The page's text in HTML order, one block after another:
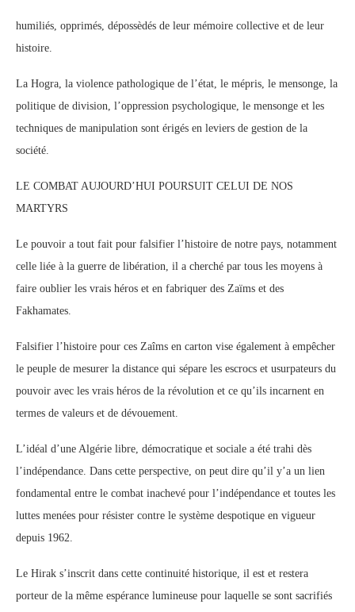
humiliés, opprimés, dépossèdés de leur mémoire collective et de leur
histoire.
La Hogra, la violence pathologique de l’état, le mépris, le mensonge, la
politique de division, l’oppression psychologique, le mensonge et les
techniques de manipulation sont érigés en leviers de gestion de la
société.
LE COMBAT AUJOURD’HUI POURSUIT CELUI DE NOS
MARTYRS
Le pouvoir a tout fait pour falsifier l’histoire de notre pays, notamment
celle liée à la guerre de libération, il a cherché par tous les moyens à
faire oublier les vrais héros et en fabriquer des Zaïms et des
Fakhamates.
Falsifier l’histoire pour ces Zaîms en carton vise également à empêcher
le peuple de mesurer la distance qui sépare les escrocs et usurpateurs du
pouvoir avec les vrais héros de la révolution et ce qu’ils incarnent en
termes de valeurs et de dévouement.
L’idéal d’une Algérie libre, démocratique et sociale a été trahi dès
l’indépendance. Dans cette perspective, on peut dire qu’il y’a un lien
fondamental entre le combat inachevé pour l’indépendance et toutes les
luttes menées pour résister contre le système despotique en vigueur
depuis 1962.
Le Hirak s’inscrit dans cette continuité historique, il est et restera
porteur de la même espérance lumineuse pour laquelle se sont sacrifiés